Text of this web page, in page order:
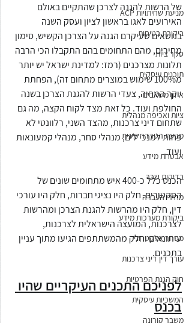
מניעת שחיתויות ACP
ביקורת בטיחות
סקר ציות
תוכנית עיסקית
איזון משאבים
ציות ואכיפה מנהלית
מניעת הטרדה מינית
אבטחת מידע
בדיקות שכר
מחירי העברה
ביקורת מערכות מידע
מסחר אלקטרוני
עורך דין דיני צרכנות
חוק הגנת הפרטיות
המשכיות עיסקית
משבר קורונה
של הרשות להגנה לצרכן שהתקיים באולם
האירועים לאגו בראשון לציון ועסק השנה
בנושאים שעיקרם הגנה על הצרכן הקשיש, סימון
מחירים, מהם התחומים בהם התקבלו הכי הרבה
תלונות מצרכנים (רמז: למדינת ישראל יש יותר
מ100% שימוש במוצרים מתחום זה), הפחתת
יוקר המחיה, צעדי הרשות להגנת הצרכן בשנה
החולפת ועוד. כל זאת מצד לקוח הקצה, מה גם
שתחום דיני צרכנות, מהצד השני, רלוונטי לא
פחות למנכ"לים, מנהלי סחר, מנהלי קמעונאות
ועוד.
הכנס כלל כ-400 איש מתחומים שונים של
הסקטורים. חלק היו נציגי חברות, חלק היו עורכי
דין, חלק היו מהרשות להגנת הצרכן ומהרשות
לצרכנות, המועצה הישראלית לצרכנות,
עיתונאים וחלק מהמשתתפים הגיעו מתוך עניין
בתכנים.
לפניכם התכנים העיקריים שהיו
בכנס